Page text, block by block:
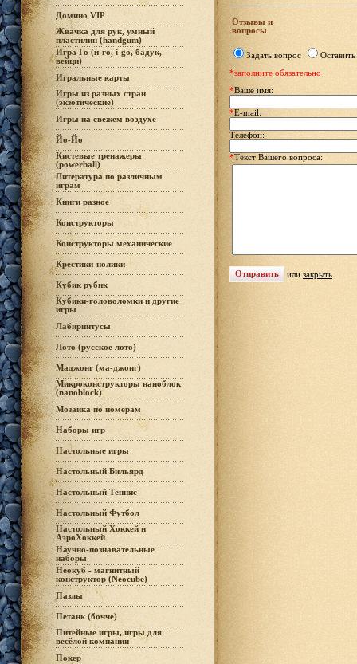
Домино VIP
Жвачка для рук, умный
пластилин (handgum)
Игра Го (и-го, i-go, бадук,
вейци)
Игральные карты
Игры из разных стран
(экзотические)
Игры на свежем воздухе
Йо-Йо
Кистевые тренажеры
(powerball)
Литература по различным
играм
Книги разное
Конструкторы
Конструкторы механические
Крестики-нолики
Кубик рубик
Кубики-головоломки и другие
игры
Лабиринтусы
Лото (русское лото)
Маджонг (ма-джонг)
Микроконструкторы наноблок
(nanoblock)
Мозаика по номерам
Наборы игр
Настольные игры
Настольный Бильярд
Настольный Теннис
Настольный Футбол
Настольный Хоккей и
АэроХоккей
Научно-познавательные
наборы
Неокуб - магнитный
конструктор (Neocube)
Пазлы
Петанк (бочче)
Питейные игры, игры для
весёлой компании
Покер
Отзывы и
вопросы
Задать вопрос
Оставить
*заполните обязательно
*Ваше имя:
*E-mail:
Телефон:
*Текст Вашего вопроса:
или закрыть